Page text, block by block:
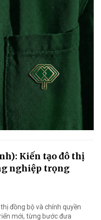
Kiến tạo đô thị
nghiệp trọng
đồng bộ và chính quyền
mới, từng bước đưa